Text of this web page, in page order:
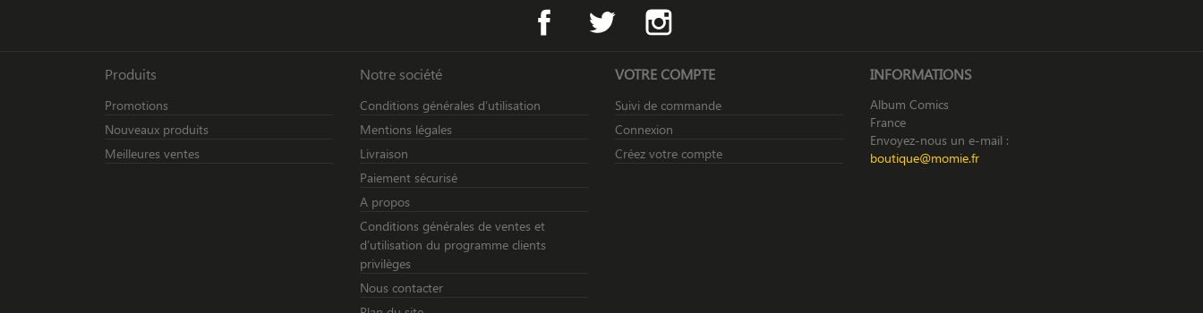
Facebook Twitter
Produits
Promotions
Nouveaux produits
Meilleures ventes
Notre société
Conditions générales d’utilisation
Mentions légales
Livraison
Paiement sécurisé
A propos
Conditions générales de ventes et
d’utilisation du programme clients
privilèges
Nous contacter
VOTRE COMPTE
Suivi de commande
Connexion
Créez votre compte
INFORMATIONS
Album Comics
France
Envoyez-nous un e-mail :
boutique@momie.fr